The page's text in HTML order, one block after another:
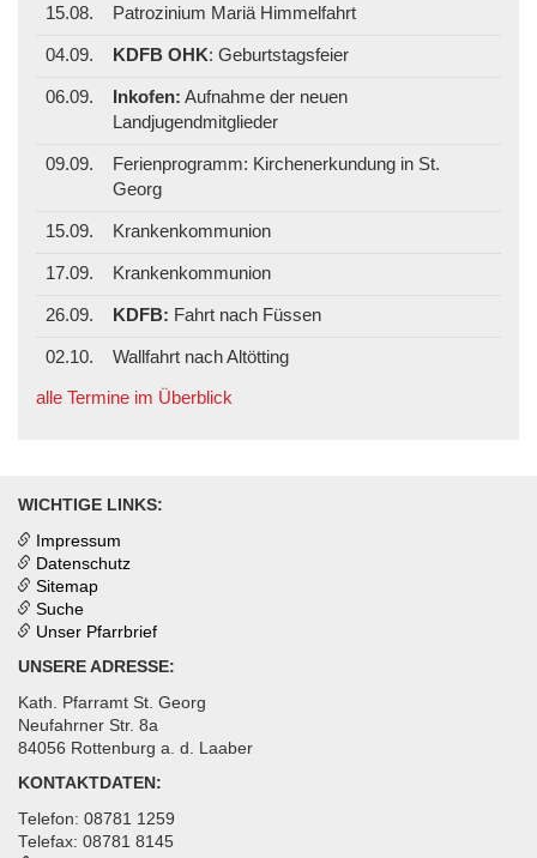
15.08. Patrozinium Mariä Himmelfahrt
04.09. KDFB OHK: Geburtstagsfeier
06.09. Inkofen: Aufnahme der neuen
Landjugendmitglieder
09.09.
Ferienprogramm: Kirchenerkundung in St.
Georg
15.09. Krankenkommunion
17.09. Krankenkommunion
26.09. KDFB: Fahrt nach Füssen
02.10.
Wallfahrt nach Altötting
alle Termine im Überblick
WICHTIGE LINKS:
Impressum
Datenschutz
Sitemap
Suche
Unser Pfarrbrief
UNSERE ADRESSE:
Kath. Pfarramt St. Georg
Neufahrner Str. 8a
84056 Rottenburg a. d. Laaber
KONTAKTDATEN:
Telefon: 08781 1259
Telefax: 08781 8145